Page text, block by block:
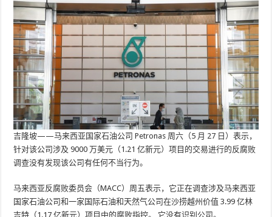
吉隆坡——马来西亚国家石油公司 Petronas 周六（5 月 27 日）表示，
针对该公司涉及 9000 万美元（1.21 亿新元）项目的交易进行的反腐败
调查没有发现该公司有任何不当行为。
马来西亚反腐败委员会（MACC）周五表示，它正在调查涉及马来西亚
国家石油公司和一家国际石油和天然气公司在沙捞越州价值 3.99 亿林
吉特（1.17 亿新元）项目中的腐败指控。 它没有识别公司。